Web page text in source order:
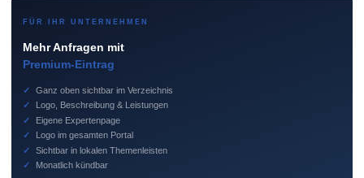
FÜR IHR UNTERNEHMEN
Mehr Anfragen mit
Premium-Eintrag
✓
Ganz oben sichtbar im Verzeichnis
✓
Logo, Beschreibung & Leistungen
✓
Eigene Expertenpage
✓
Logo im gesamten Portal
✓
Sichtbar in lokalen Themenleisten
✓
Monatlich kündbar